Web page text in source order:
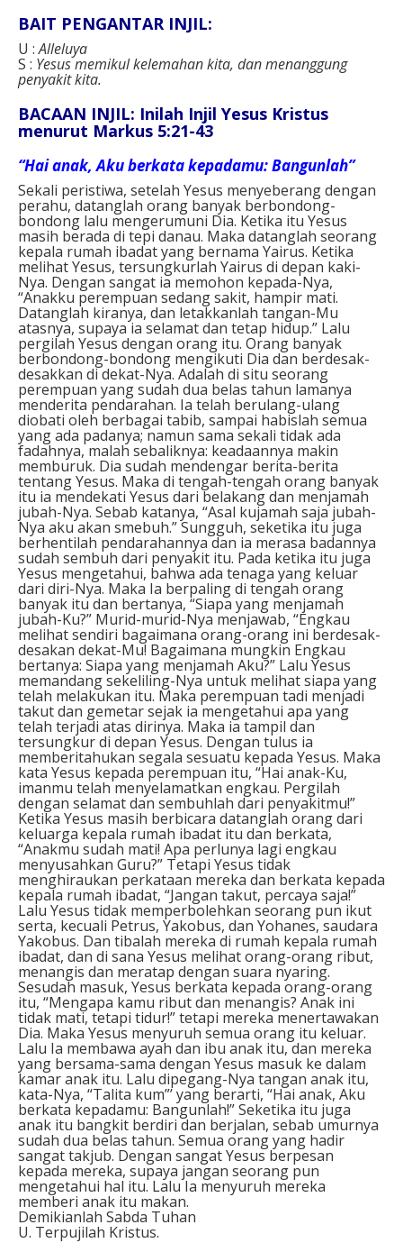
BAIT PENGANTAR INJIL:
U :Alleluya
S : Yesus memikul kelemahan kita, dan menanggung
penyakit kita.
BACAAN INJIL: Inilah Injil Yesus Kristus
menurut Markus 5:21-43
“Hai anak, Aku berkata kepadamu: Bangunlah”
Sekali peristiwa, setelah Yesus menyeberang dengan
perahu, datanglah orang banyak berbondong-
bondong lalu mengerumuni Dia. Ketika itu Yesus
masih berada di tepi danau. Maka datanglah seorang
kepala rumah ibadat yang bernama Yairus. Ketika
melihat Yesus, tersungkurlah Yairus di depan kaki-
Nya. Dengan sangat ia memohon kepada-Nya,
“Anakku perempuan sedang sakit, hampir mati.
Datanglah kiranya, dan letakkanlah tangan-Mu
atasnya, supaya ia selamat dan tetap hidup.” Lalu
pergilah Yesus dengan orang itu. Orang banyak
berbondong-bondong mengikuti Dia dan berdesak-
desakkan di dekat-Nya. Adalah di situ seorang
perempuan yang sudah dua belas tahun lamanya
menderita pendarahan. Ia telah berulang-ulang
diobati oleh berbagai tabib, sampai habislah semua
yang ada padanya; namun sama sekali tidak ada
fadahnya, malah sebaliknya: keadaannya makin
memburuk. Dia sudah mendengar berita-berita
tentang Yesus. Maka di tengah-tengah orang banyak
itu ia mendekati Yesus dari belakang dan menjamah
jubah-Nya. Sebab katanya, “Asal kujamah saja jubah-
Nya aku akan smebuh.” Sungguh, seketika itu juga
berhentilah pendarahannya dan ia merasa badannya
sudah sembuh dari penyakit itu. Pada ketika itu juga
Yesus mengetahui, bahwa ada tenaga yang keluar
dari diri-Nya. Maka Ia berpaling di tengah orang
banyak itu dan bertanya, “Siapa yang menjamah
jubah-Ku?” Murid-murid-Nya menjawab, “Engkau
melihat sendiri bagaimana orang-orang ini berdesak-
desakan dekat-Mu! Bagaimana mungkin Engkau
bertanya: Siapa yang menjamah Aku?” Lalu Yesus
memandang sekeliling-Nya untuk melihat siapa yang
telah melakukan itu. Maka perempuan tadi menjadi
takut dan gemetar sejak ia mengetahui apa yang
telah terjadi atas dirinya. Maka ia tampil dan
tersungkur di depan Yesus. Dengan tulus ia
memberitahukan segala sesuatu kepada Yesus. Maka
kata Yesus kepada perempuan itu, “Hai anak-Ku,
imanmu telah menyelamatkan engkau. Pergilah
dengan selamat dan sembuhlah dari penyakitmu!”
Ketika Yesus masih berbicara datanglah orang dari
keluarga kepala rumah ibadat itu dan berkata,
“Anakmu sudah mati! Apa perlunya lagi engkau
menyusahkan Guru?” Tetapi Yesus tidak
menghiraukan perkataan mereka dan berkata kepada
kepala rumah ibadat, “Jangan takut, percaya saja!”
Lalu Yesus tidak memperbolehkan seorang pun ikut
serta, kecuali Petrus, Yakobus, dan Yohanes, saudara
Yakobus. Dan tibalah mereka di rumah kepala rumah
ibadat, dan di sana Yesus melihat orang-orang ribut,
menangis dan meratap dengan suara nyaring.
Sesudah masuk, Yesus berkata kepada orang-orang
itu, “Mengapa kamu ribut dan menangis? Anak ini
tidak mati, tetapi tidur!” tetapi mereka menertawakan
Dia. Maka Yesus menyuruh semua orang itu keluar.
Lalu Ia membawa ayah dan ibu anak itu, dan mereka
yang bersama-sama dengan Yesus masuk ke dalam
kamar anak itu. Lalu dipegang-Nya tangan anak itu,
kata-Nya, “Talita kum”’ yang berarti, “Hai anak, Aku
berkata kepadamu: Bangunlah!” Seketika itu juga
anak itu bangkit berdiri dan berjalan, sebab umurnya
sudah dua belas tahun. Semua orang yang hadir
sangat takjub. Dengan sangat Yesus berpesan
kepada mereka, supaya jangan seorang pun
mengetahui hal itu. Lalu Ia menyuruh mereka
memberi anak itu makan.
Demikianlah Sabda Tuhan
U. Terpujilah Kristus.